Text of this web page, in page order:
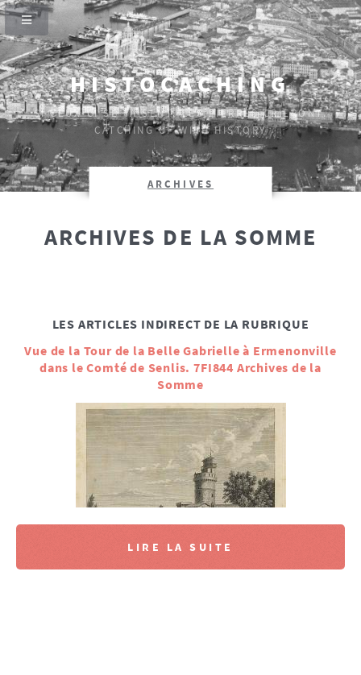
HISTOCACHING
SI CEUX-CI SE TAISENT, LES PIERRES CRIERONT.
CATCHING UP WITH HISTORY
ARCHIVES
ARCHIVES DE LA SOMME
LES ARTICLES INDIRECT DE LA RUBRIQUE
Vue de la Tour de la Belle Gabrielle à Ermenonville
dans le Comté de Senlis. 7FI844 Archives de la
Somme
LIRE LA SUITE